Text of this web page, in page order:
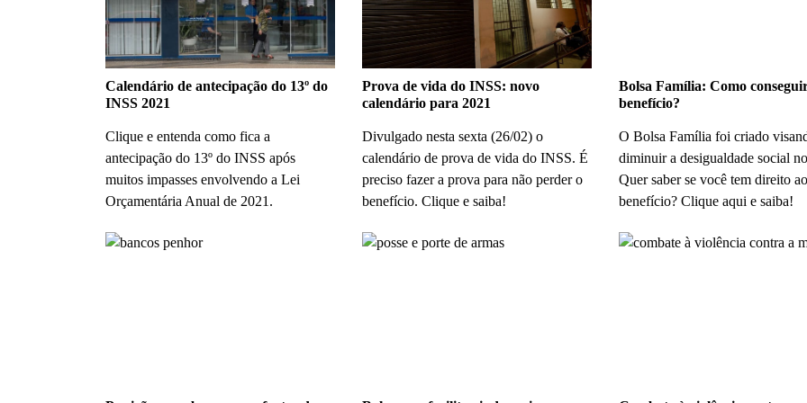
Calendário de antecipação do 13º do
INSS 2021
Clique e entenda como fica a
antecipação do 13º do INSS após
muitos impasses envolvendo a Lei
Orçamentária Anual de 2021.
Prova de vida do INSS: novo
calendário para 2021
Divulgado nesta sexta (26/02) o
calendário de prova de vida do INSS. É
preciso fazer a prova para não perder o
benefício. Clique e saiba!
Bolsa Família: Como
benefício?
O Bolsa Família foi criado
diminuir a desigualdade social
Quer saber se você tem direito ao
benefício? Clique aqui e saiba!